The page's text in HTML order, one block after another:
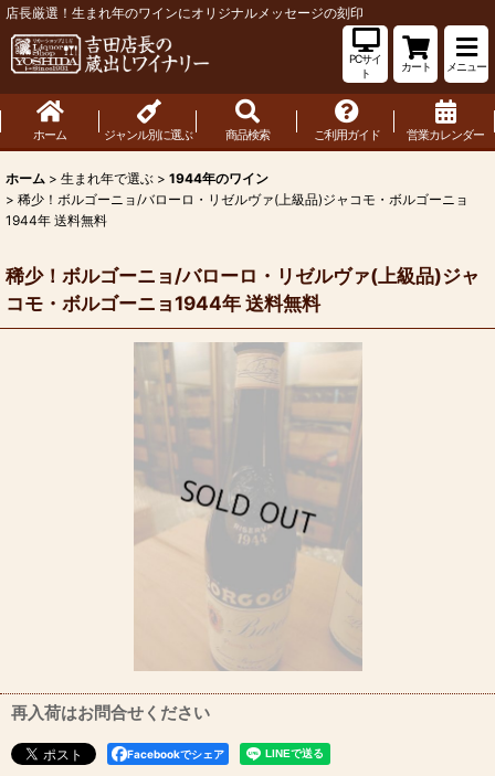
店長厳選！生まれ年のワインにオリジナルメッセージの刻印
PCサイ
ト
カート メニュー
ホーム ジャンル別に選ぶ 商品検索 ご利用ガイド 営業カレンダー
ホーム > 生まれ年で選ぶ > 1944年のワイン
> 稀少！ボルゴーニョ/バローロ・リゼルヴァ(上級品)ジャコモ・ボルゴーニョ
1944年 送料無料
稀少！ボルゴーニョ/バローロ・リゼルヴァ(上級品)ジャ
コモ・ボルゴーニョ1944年 送料無料
再入荷はお問合せください
Facebookでシェア